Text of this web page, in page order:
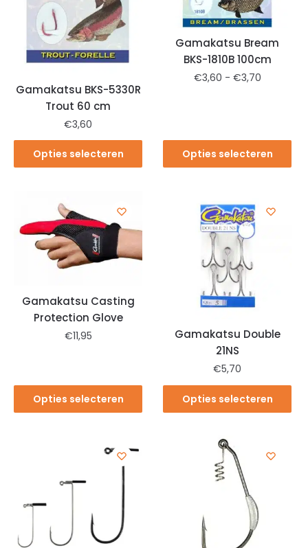
Gamakatsu BKS-5330R
Trout 60 cm
€3,60
Opties selecteren
Gamakatsu Bream
BKS-1810B 100cm
€3,60 - €3,70
Opties selecteren
Gamakatsu Casting
Protection Glove
€11,95
Opties selecteren
Gamakatsu Double
21NS
€5,70
Opties selecteren